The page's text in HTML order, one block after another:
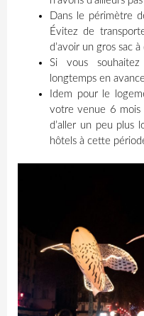
Dans le périmètre
Évitez de
d’avoir un gros sac
Si vous
longtemps en
Idem pour le
votre venue 6 mois
d’aller un peu plus
hôtels à cette